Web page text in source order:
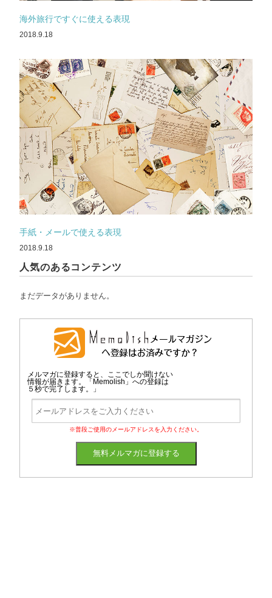
海外旅行ですぐに使える表現
2018.9.18
手紙・メールで使える表現
2018.9.18
人気のあるコンテンツ
まだデータがありません。
メルマガに登録すると、ここでしか聞けない
情報が届きます。「Memolish」への登録は
５秒で完了します。」
※普段ご使用のメールアドレスを入力ください。